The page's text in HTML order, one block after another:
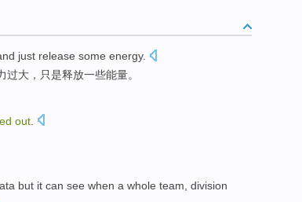
just release some energy.
过大， 只是释放一些能量。
out
but it can see when a whole team, division